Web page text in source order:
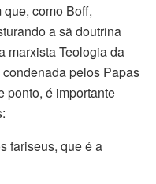
como Boff,
a sã doutrina
marxista Teologia da
pelos Papas
ponto, é importante
fariseus, que é a